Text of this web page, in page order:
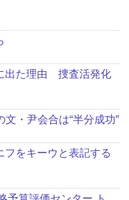
出た理由 捜査活発化
文・尹会合は“半分成功”
フをキーウと表記する